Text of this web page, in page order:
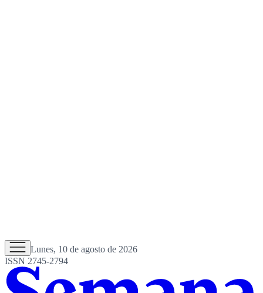
Lunes, 10 de agosto de 2026
ISSN 2745-2794